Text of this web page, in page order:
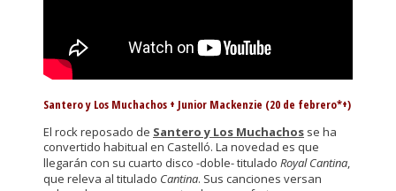
Santero y Los Muchachos + Junior Mackenzie (20 de febrero*+)
El rock reposado de Santero y Los Muchachos se ha
convertido habitual en Castelló. La novedad es que
llegarán con su cuarto disco -doble- titulado Royal Cantina,
que releva al titulado Cantina. Sus canciones versan